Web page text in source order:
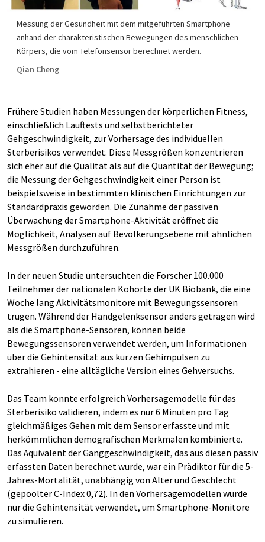
Messung der Gesundheit mit dem mitgeführten Smartphone
anhand der charakteristischen Bewegungen des menschlichen
Körpers, die vom Telefonsensor berechnet werden.
Qian Cheng
Frühere Studien haben Messungen der körperlichen Fitness,
einschließlich Lauftests und selbstberichteter
Gehgeschwindigkeit, zur Vorhersage des individuellen
Sterberisikos verwendet. Diese Messgrößen konzentrieren
sich eher auf die Qualität als auf die Quantität der Bewegung;
die Messung der Gehgeschwindigkeit einer Person ist
beispielsweise in bestimmten klinischen Einrichtungen zur
Standardpraxis geworden. Die Zunahme der passiven
Überwachung der Smartphone-Aktivität eröffnet die
Möglichkeit, Analysen auf Bevölkerungsebene mit ähnlichen
Messgrößen durchzuführen.
In der neuen Studie untersuchten die Forscher 100.000
Teilnehmer der nationalen Kohorte der UK Biobank, die eine
Woche lang Aktivitätsmonitore mit Bewegungssensoren
trugen. Während der Handgelenksensor anders getragen wird
als die Smartphone-Sensoren, können beide
Bewegungssensoren verwendet werden, um Informationen
über die Gehintensität aus kurzen Gehimpulsen zu
extrahieren - eine alltägliche Version eines Gehversuchs.
Das Team konnte erfolgreich Vorhersagemodelle für das
Sterberisiko validieren, indem es nur 6 Minuten pro Tag
gleichmäßiges Gehen mit dem Sensor erfasste und mit
herkömmlichen demografischen Merkmalen kombinierte.
Das Äquivalent der Ganggeschwindigkeit, das aus diesen passiv
erfassten Daten berechnet wurde, war ein Prädiktor für die 5-
Jahres-Mortalität, unabhängig von Alter und Geschlecht
(gepoolter C-Index 0,72). In den Vorhersagemodellen wurde
nur die Gehintensität verwendet, um Smartphone-Monitore
zu simulieren.